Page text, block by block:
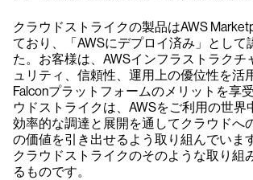
クラウドストライクの製品はAWS
ており、「AWSにデプロイ済み」として
た。お客様は、AWSインフラストラクチ
ュリティ、信頼性、運用上の優位性を活
Falconプラットフォームのメリットを享
ウドストライクは、AWSをご利用の世界
効率的な調達と展開を通してクラウドへ
の価値を引き出せるよう取り組んでいま
クラウドストライクのそのような取り組
るものです。